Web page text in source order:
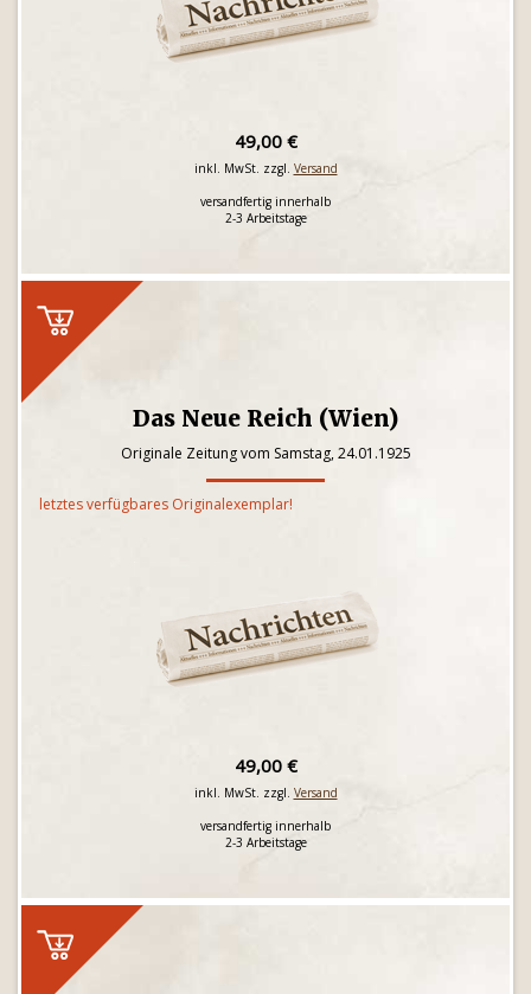
49,00 €
inkl. MwSt. zzgl. Versand
versandfertig innerhalb
2-3 Arbeitstage
Das Neue Reich (Wien)
Originale Zeitung vom Samstag, 24.01.1925
letztes verfügbares Originalexemplar!
49,00 €
inkl. MwSt. zzgl. Versand
versandfertig innerhalb
2-3 Arbeitstage